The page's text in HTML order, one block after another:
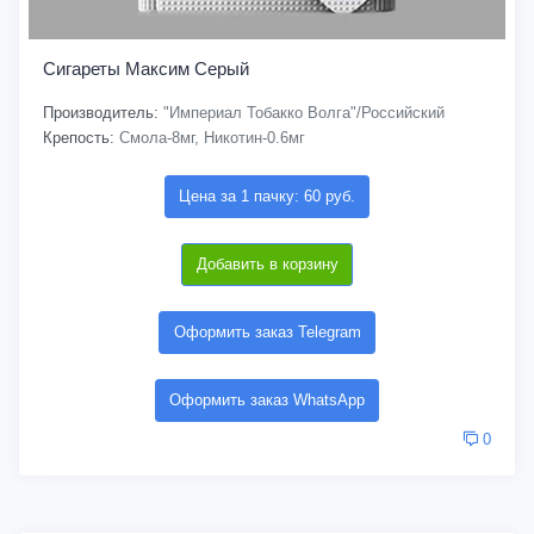
Сигареты Максим Серый
Производитель: "Империал Тобакко Волга"/Российский
Крепость: Смола-8мг, Никотин-0.6мг
Цена за 1 пачку: 60 руб.
Добавить в корзину
Оформить заказ Telegram
Оформить заказ WhatsApp
0